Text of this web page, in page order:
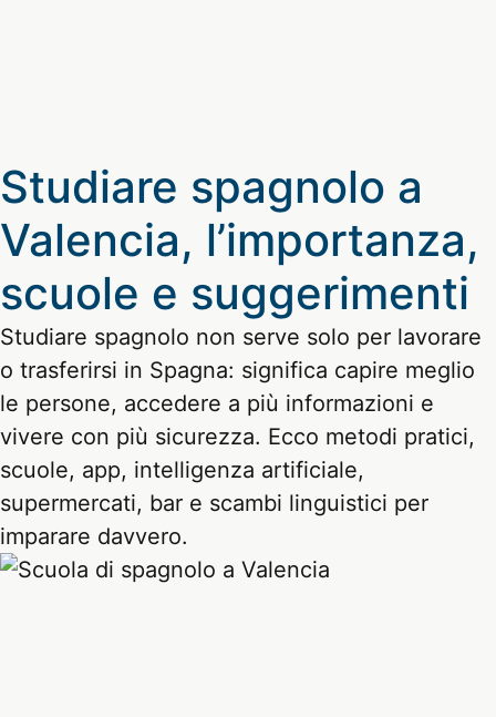
Studiare spagnolo a
Valencia, l’importanza,
scuole e suggerimenti
Studiare spagnolo non serve solo per lavorare
o trasferirsi in Spagna: significa capire meglio
le persone, accedere a più informazioni e
vivere con più sicurezza. Ecco metodi pratici,
scuole, app, intelligenza artificiale,
supermercati, bar e scambi linguistici per
imparare davvero.